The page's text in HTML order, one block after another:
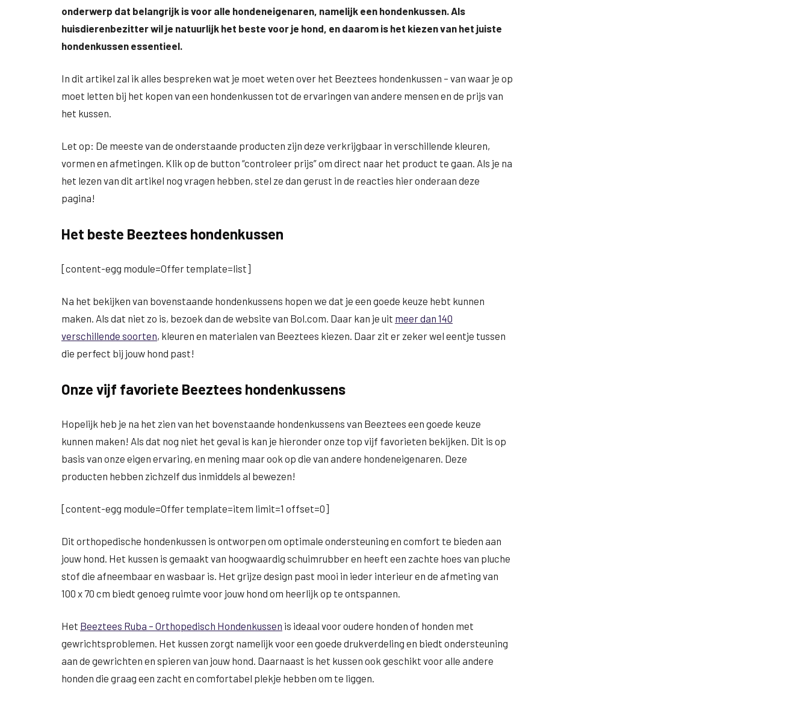
onderwerp dat belangrijk is voor alle hondeneigenaren, namelijk een hondenkussen. Als
huisdierenbezitter wil je natuurlijk het beste voor je hond, en daarom is het kiezen van het juiste
hondenkussen essentieel.
In dit artikel zal ik alles bespreken wat je moet weten over het Beeztees hondenkussen – van waar je op
moet letten bij het kopen van een hondenkussen tot de ervaringen van andere mensen en de prijs van
het kussen.
Let op: De meeste van de onderstaande producten zijn deze verkrijgbaar in verschillende kleuren,
vormen en afmetingen. Klik op de button “controleer prijs” om direct naar het product te gaan. Als je na
het lezen van dit artikel nog vragen hebben, stel ze dan gerust in de reacties hier onderaan deze
pagina!
Het beste Beeztees hondenkussen
[content-egg module=Offer template=list]
Na het bekijken van bovenstaande hondenkussens hopen we dat je een goede keuze hebt kunnen
maken. Als dat niet zo is, bezoek dan de website van Bol.com. Daar kan je uit meer dan 140
verschillende soorten, kleuren en materialen van Beeztees kiezen. Daar zit er zeker wel eentje tussen
die perfect bij jouw hond past!
Onze vijf favoriete Beeztees hondenkussens
Hopelijk heb je na het zien van het bovenstaande hondenkussens van Beeztees een goede keuze
kunnen maken! Als dat nog niet het geval is kan je hieronder onze top vijf favorieten bekijken. Dit is op
basis van onze eigen ervaring, en mening maar ook op die van andere hondeneigenaren. Deze
producten hebben zichzelf dus inmiddels al bewezen!
[content-egg module=Offer template=item limit=1 offset=0]
Dit orthopedische hondenkussen is ontworpen om optimale ondersteuning en comfort te bieden aan
jouw hond. Het kussen is gemaakt van hoogwaardig schuimrubber en heeft een zachte hoes van pluche
stof die afneembaar en wasbaar is. Het grijze design past mooi in ieder interieur en de afmeting van
100 x 70 cm biedt genoeg ruimte voor jouw hond om heerlijk op te ontspannen.
Het Beeztees Ruba – Orthopedisch Hondenkussen is ideaal voor oudere honden of honden met
gewrichtsproblemen. Het kussen zorgt namelijk voor een goede drukverdeling en biedt ondersteuning
aan de gewrichten en spieren van jouw hond. Daarnaast is het kussen ook geschikt voor alle andere
honden die graag een zacht en comfortabel plekje hebben om te liggen.